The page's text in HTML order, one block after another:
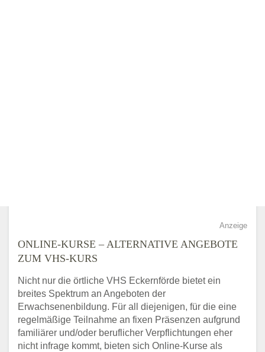
Anzeige
ONLINE-KURSE – ALTERNATIVE ANGEBOTE
ZUM VHS-KURS
Nicht nur die örtliche VHS Eckernförde bietet ein
breites Spektrum an Angeboten der
Erwachsenenbildung. Für all diejenigen, für die eine
regelmäßige Teilnahme an fixen Präsenzen aufgrund
familiärer und/oder beruflicher Verpflichtungen eher
nicht infrage kommt, bieten sich Online-Kurse als